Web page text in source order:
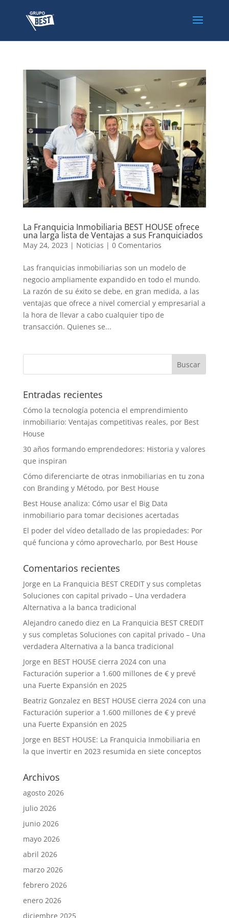
La Franquicia Inmobiliaria BEST HOUSE ofrece
una larga lista de Ventajas a sus Franquiciados
May 24, 2023 | Noticias | 0 Comentarios
Las franquicias inmobiliarias son un modelo de
negocio ampliamente expandido en todo el mundo.
La razón de su éxito se debe, en gran medida, a las
ventajas que ofrece a nivel comercial y empresarial a
la hora de llevar a cabo cualquier tipo de
transacción. Quienes se...
Entradas recientes
Cómo la tecnología potencia el emprendimiento
inmobiliario: Ventajas competitivas reales, por Best
House
30 años formando emprendedores: Historia y valores
que inspiran
Cómo diferenciarte de otras inmobiliarias en tu zona
con Branding y Método, por Best House
Best House analiza: Cómo usar el Big Data
inmobiliario para tomar decisiones acertadas
El poder del vídeo detallado de las propiedades: Por
qué funciona y cómo aprovecharlo, por Best House
Comentarios recientes
Jorge en La Franquicia BEST CREDIT y sus completas
Soluciones con capital privado – Una verdadera
Alternativa a la banca tradicional
Alejandro canedo diez en La Franquicia BEST CREDIT
y sus completas Soluciones con capital privado – Una
verdadera Alternativa a la banca tradicional
Jorge en BEST HOUSE cierra 2024 con una
Facturación superior a 1.600 millones de € y prevé
una Fuerte Expansión en 2025
Beatriz Gonzalez en BEST HOUSE cierra 2024 con una
Facturación superior a 1.600 millones de € y prevé
una Fuerte Expansión en 2025
Jorge en BEST HOUSE: La Franquicia Inmobiliaria en
la que invertir en 2023 resumida en siete conceptos
Archivos
agosto 2026
julio 2026
junio 2026
mayo 2026
abril 2026
marzo 2026
febrero 2026
enero 2026
diciembre 2025